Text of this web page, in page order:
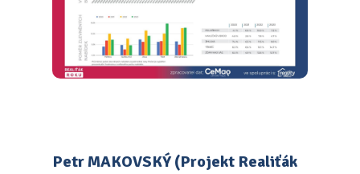
Petr MAKOVSKÝ (Projekt Realiťák